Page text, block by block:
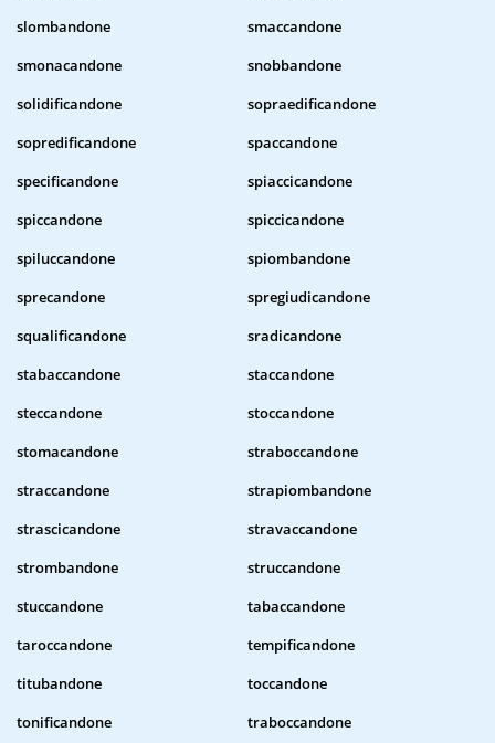
slombandone
smaccandone
smonacandone
snobbandone
solidificandone
sopraedificandone
sopredificandone
spaccandone
specificandone
spiaccicandone
spiccandone
spiccicandone
spiluccandone
spiombandone
sprecandone
spregiudicandone
squalificandone
sradicandone
stabaccandone
staccandone
steccandone
stoccandone
stomacandone
straboccandone
straccandone
strapiombandone
strascicandone
stravaccandone
strombandone
struccandone
stuccandone
tabaccandone
taroccandone
tempificandone
titubandone
toccandone
tonificandone
traboccandone